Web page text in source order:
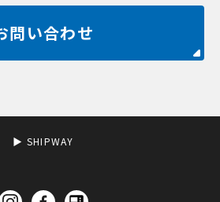
問い合わせ
▶︎ SHIPWAY